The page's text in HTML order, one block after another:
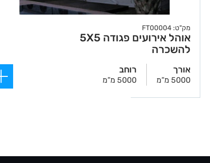
מק"ט: FT00004
אוהל אירועים פגודה 5X5
להשכרה
אורך
5000 מ”מ
רוחב
5000 מ”מ